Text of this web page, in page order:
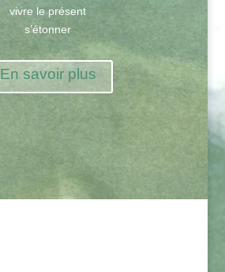
vivre le présent
s’étonner
En savoir plus